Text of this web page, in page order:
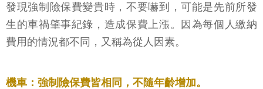
發現強制險保費變貴時，不要嚇到，可能是先前所發
生的車禍肇事紀錄，造成保費上漲。因為每個人繳納
費用的情況都不同，又稱為從人因素。
機車：強制險保費皆相同，不隨年齡增加。